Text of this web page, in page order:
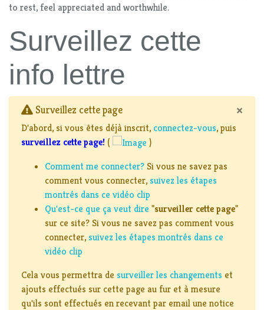
to rest, feel appreciated and worthwhile.
Surveillez cette
info lettre
×
Surveillez cette page
D'abord, si vous êtes déjà inscrit, connectez-vous, puis
surveillez cette page! (
)
Comment me connecter? Si vous ne savez pas
comment vous connecter,suivez les étapes
montrés dans ce vidéo clip
Qu'est-ce que ça veut dire "surveiller cette page"
sur ce site? Si vous ne savez pas comment vous
connecter,suivez les étapes montrés dans ce
vidéo clip
Cela vous permettra de surveiller les changements et
ajouts effectués sur cette page au fur et à mesure
qu'ils sont effectués en recevant par email une notice